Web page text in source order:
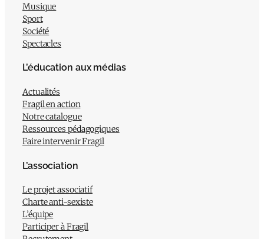
Musique
Sport
Société
Spectacles
L’éducation aux médias
Actualités
Fragil en action
Notre catalogue
Ressources pédagogiques
Faire intervenir Fragil
L’association
Le projet associatif
Charte anti-sexiste
L’équipe
Participer à Fragil